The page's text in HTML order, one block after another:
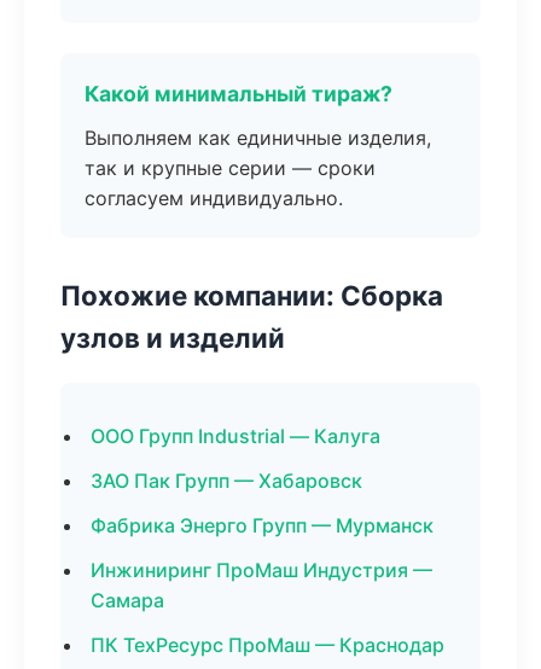
Какой минимальный тираж?
Выполняем как единичные изделия,
так и крупные серии — сроки
согласуем индивидуально.
Похожие компании: Сборка
узлов и изделий
ООО Групп Industrial — Калуга
ЗАО Пак Групп — Хабаровск
Фабрика Энерго Групп — Мурманск
Инжиниринг ПроМаш Индустрия —
Самара
ПК ТехРесурс ПроМаш — Краснодар